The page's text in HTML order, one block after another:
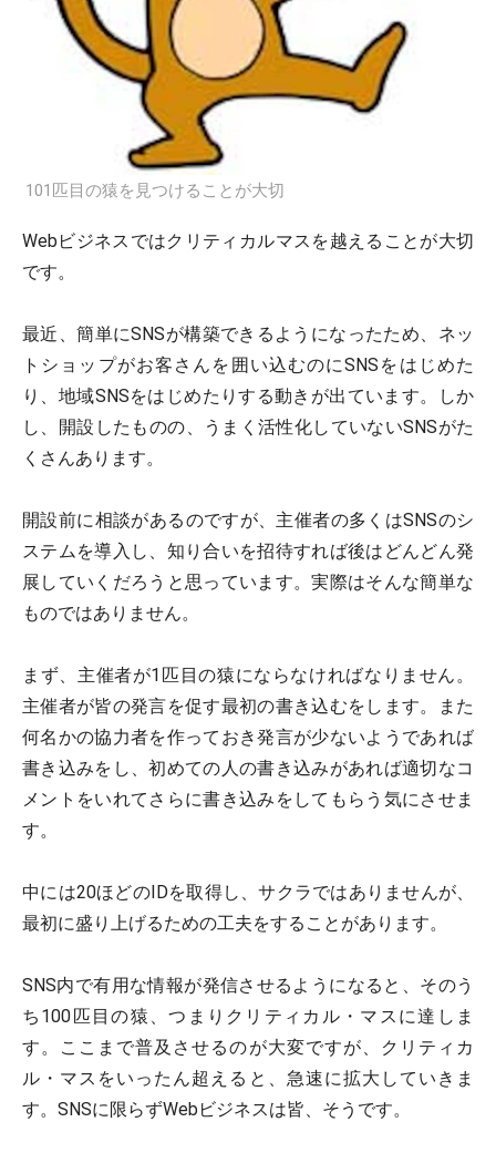
101匹目の猿を見つけることが大切
Webビジネスではクリティカルマスを越えることが大切
です。
最近、簡単にSNSが構築できるようになったため、ネッ
トショップがお客さんを囲い込むのにSNSをはじめた
り、地域SNSをはじめたりする動きが出ています。しか
し、開設したものの、うまく活性化していないSNSがた
くさんあります。
開設前に相談があるのですが、主催者の多くはSNSのシ
ステムを導入し、知り合いを招待すれば後はどんどん発
展していくだろうと思っています。実際はそんな簡単な
ものではありません。
まず、主催者が1匹目の猿にならなければなりません。
主催者が皆の発言を促す最初の書き込むをします。また
何名かの協力者を作っておき発言が少ないようであれば
書き込みをし、初めての人の書き込みがあれば適切なコ
メントをいれてさらに書き込みをしてもらう気にさせま
す。
中には20ほどのIDを取得し、サクラではありませんが、
最初に盛り上げるための工夫をすることがあります。
SNS内で有用な情報が発信させるようになると、そのう
ち100匹目の猿、つまりクリティカル・マスに達しま
す。ここまで普及させるのが大変ですが、クリティカ
ル・マスをいったん超えると、急速に拡大していきま
す。SNSに限らずWebビジネスは皆、そうです。